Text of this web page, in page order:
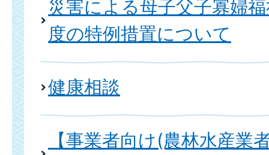
災害による母子父子寡婦
度の特例措置について
健康相談
【事業者向け(農林水産業